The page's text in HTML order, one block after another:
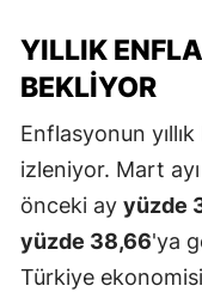
YILLIK
BEKLIYOR
Enflasyonun
izleniyor. Mart
önceki ay yüzde
yüzde 38,66'ya
Türkiye